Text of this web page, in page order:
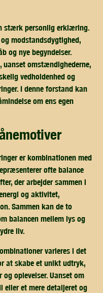
stærk personlig erklæring.
modstandsdygtighed,
og nye begyndelser.
uanset omstændighederne,
vedholdenhed og
I denne forstand kan
om ens egen
er kombinationen med
ofte balance
der arbejder sammen i
og aktivitet,
Sammen kan de to
balancen mellem lys og
liv.
varieres i det
at skabe et unikt udtryk,
oplevelser. Uanset om
et mere detaljeret og